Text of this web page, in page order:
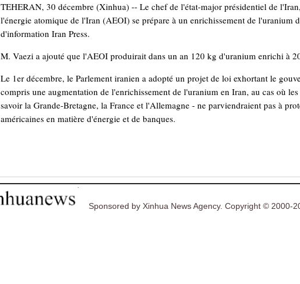
TEHERAN, 30 décembre (Xinhua) -- Le chef de l'état-major présidentiel de
l'énergie atomique de l'Iran (AEOI) se prépare à un enrichissement de l'uranium
d'information Iran Press.
M. Vaezi a ajouté que l'AEOI produirait dans un an 120 kg d'uranium enrichi à
Le 1er décembre, le Parlement iranien a adopté un projet de loi exhortant le
compris une augmentation de l'enrichissement de l'uranium en Iran, au cas où
savoir la Grande-Bretagne, la France et l'Allemagne - ne parviendraient pas à
américaines en matière d'énergie et de banques.
Sponsored by Xinhua News Agency. Copyright © 2000-